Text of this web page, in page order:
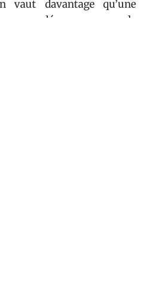
vaut davantage qu’une
sur un coup de